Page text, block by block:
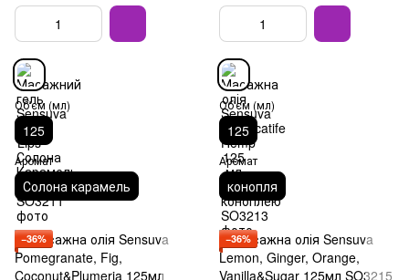
Об'єм (мл)
125
Аромат
Солона карамель
Об'єм (мл)
125
Аромат
конопля
−36% −36%